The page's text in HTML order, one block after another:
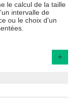
le calcul de la taille
intervalle de
ou le choix d'un
+